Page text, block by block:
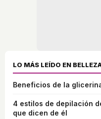
LO MÁS LEÍDO EN
Beneficios de la
4 estilos de depilación
que dicen de él